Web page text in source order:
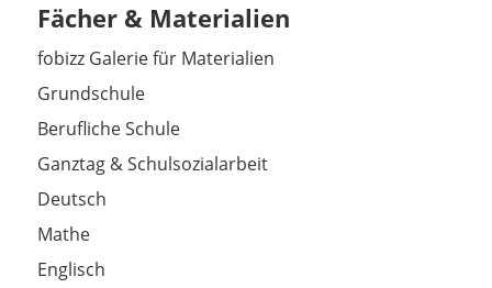
Fächer & Materialien
fobizz Galerie für Materialien
Grundschule
Berufliche Schule
Ganztag & Schulsozialarbeit
Deutsch
Mathe
Englisch